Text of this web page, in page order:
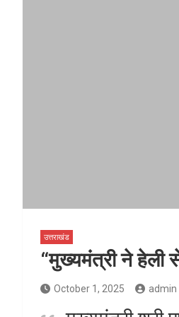
उत्तराखंड
“मुख्यमंत्री ने हेली
October 1, 2025 admin